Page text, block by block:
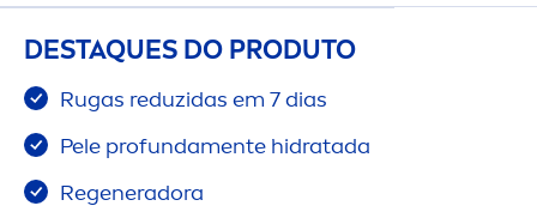
DESTAQUES DO PRODUTO
Rugas reduzidas em 7 dias
Pele profundamente hidratada
Regeneradora